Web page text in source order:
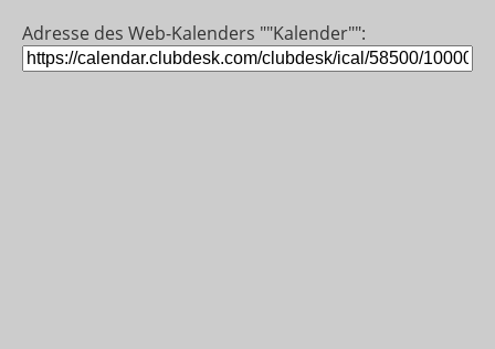
Adresse des Web-Kalenders ""Kalender"":